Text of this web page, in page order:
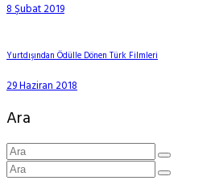
8 Şubat 2019
Yurtdışından Ödülle Dönen Türk Filmleri
29 Haziran 2018
Ara